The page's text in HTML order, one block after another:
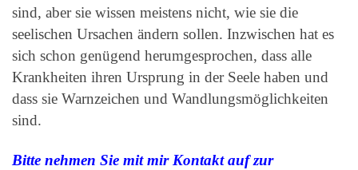
sind, aber sie wissen meistens nicht, wie sie die
seelischen Ursachen ändern sollen. Inzwischen hat es
sich schon genügend herumgesprochen, dass alle
Krankheiten ihren Ursprung in der Seele haben und
dass sie Warnzeichen und Wandlungsmöglichkeiten
sind.
Bitte nehmen Sie mit mir Kontakt auf zur